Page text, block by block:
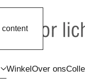
content
WinkelOver ons